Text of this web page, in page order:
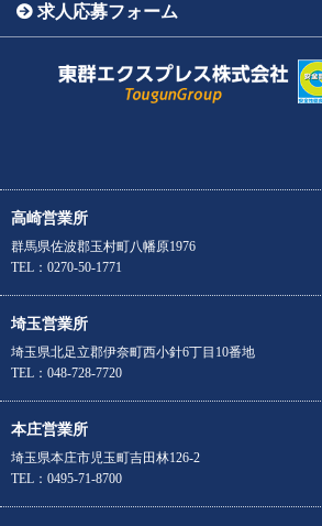
求人応募フォーム
高崎営業所
群馬県佐波郡玉村町八幡原1976
TEL：0270-50-1771
埼玉営業所
埼玉県北足立郡伊奈町西小針6丁目10番地
TEL：048-728-7720
本庄営業所
埼玉県本庄市児玉町吉田林126-2
TEL：0495-71-8700